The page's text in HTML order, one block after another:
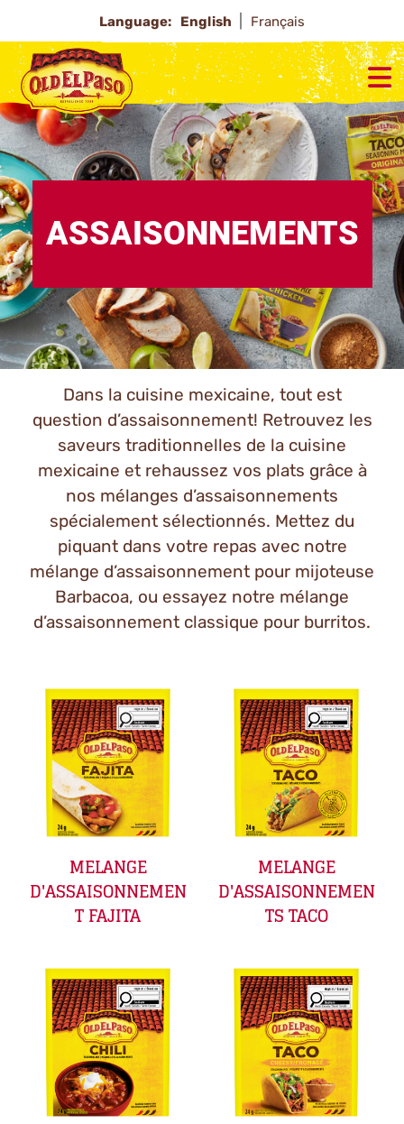
Language: English Français
ASSAISONNEMENTS
Dans la cuisine mexicaine, tout est
question d’assaisonnement! Retrouvez les
saveurs traditionnelles de la cuisine
mexicaine et rehaussez vos plats grâce à
nos mélanges d’assaisonnements
spécialement sélectionnés. Mettez du
piquant dans votre repas avec notre
mélange d’assaisonnement pour mijoteuse
Barbacoa, ou essayez notre mélange
d’assaisonnement classique pour burritos.
MELANGE
D'ASSAISONNEMEN
T FAJITA
MELANGE
D'ASSAISONNEMEN
TS TACO